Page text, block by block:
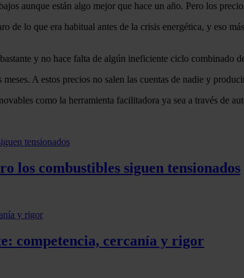
aunque están algo mejor que hace un año. Pero los
de lo que era habitual antes de la crisis energética, y eso
y no hace falta de algún ineficiente ciclo combinado
A estos precios no salen las cuentas de nadie y
como la herramienta facilitadora ya sea a través de
los combustibles siguen tensionados
competencia, cercanía y rigor